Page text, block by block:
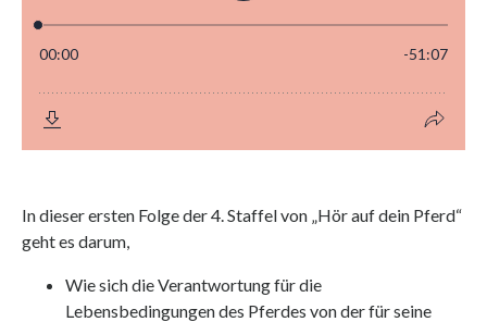
In dieser ersten Folge der 4. Staffel von „Hör auf dein Pferd“
geht es darum,
⁠Wie sich die Verantwortung für die
Lebensbedingungen des Pferdes von der für seine